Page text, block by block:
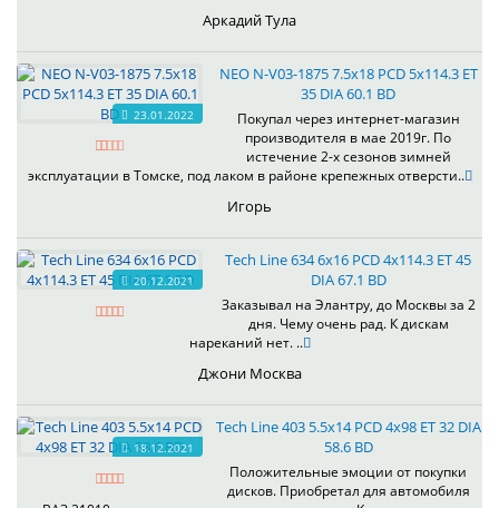
Аркадий Тула
23.01.2022
NEO N-V03-1875 7.5x18 PCD 5x114.3 ET
35 DIA 60.1 BD
Покупал через интернет-магазин
производителя в мае 2019г. По
истечение 2-х сезонов зимней
эксплуатации в Томске, под лаком в районе крепежных отверсти..
Игорь
20.12.2021
Tech Line 634 6x16 PCD 4x114.3 ET 45
DIA 67.1 BD
Заказывал на Элантру, до Москвы за 2
дня. Чему очень рад. К дискам
нареканий нет. ..
Джони Москва
18.12.2021
Tech Line 403 5.5x14 PCD 4x98 ET 32 DIA
58.6 BD
Положительные эмоции от покупки
дисков. Приобретал для автомобиля